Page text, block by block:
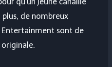
plus, de nombreux
Entertainment sont de